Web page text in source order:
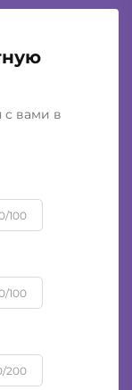
с вами в
100
100
200